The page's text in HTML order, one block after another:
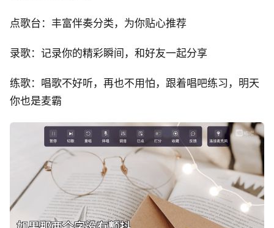
点歌台：丰富伴奏分类，为你贴心推荐
录歌：记录你的精彩瞬间，和好友一起分享
练歌：唱歌不好听，再也不用怕，跟着唱吧练习，明天
你也是麦霸